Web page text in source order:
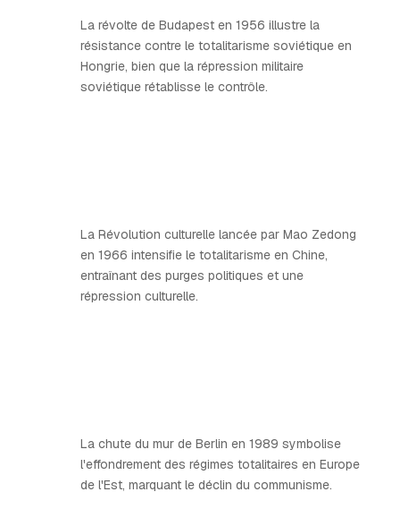
La révolte de Budapest en 1956 illustre la
résistance contre le totalitarisme soviétique en
Hongrie, bien que la répression militaire
soviétique rétablisse le contrôle.
La Révolution culturelle lancée par Mao Zedong
en 1966 intensifie le totalitarisme en Chine,
entraînant des purges politiques et une
répression culturelle.
La chute du mur de Berlin en 1989 symbolise
l'effondrement des régimes totalitaires en Europe
de l'Est, marquant le déclin du communisme.